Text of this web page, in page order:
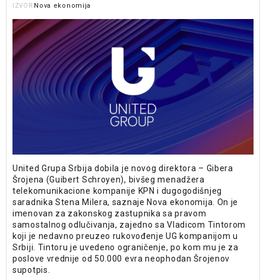
IZVOR Nova ekonomija
United Grupa Srbija dobila je novog direktora – Gibera
Šrojena (Guibert Schroyen), bivšeg menadžera
telekomunikacione kompanije KPN i dugogodišnjeg
saradnika Stena Milera, saznaje Nova ekonomija. On je
imenovan za zakonskog zastupnika sa pravom
samostalnog odlučivanja, zajedno sa Vladicom Tintorom
koji je nedavno preuzeo rukovođenje UG kompanijom u
Srbiji. Tintoru je uvedeno ograničenje, po kom mu je za
poslove vrednije od 50.000 evra neophodan Šrojenov
supotpis.